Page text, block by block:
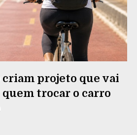
criam projeto que vai
trocar o carro